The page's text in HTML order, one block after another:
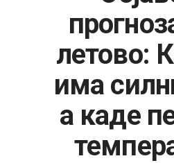
ФИНАНСИИ
БАНКАРСТВО
ЖИВОТ
летово:
има
а каде